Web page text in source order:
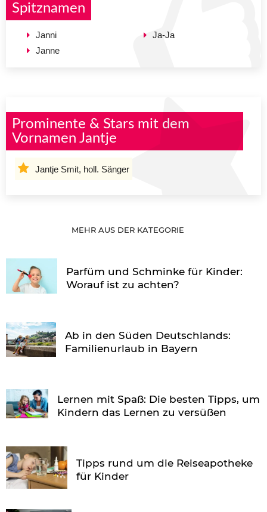
Spitznamen
Janni
Janne
Ja-Ja
Prominente & Stars mit dem
Vornamen Jantje
Jantje Smit, holl. Sänger
MEHR AUS DER KATEGORIE
Parfüm und Schminke für Kinder:
Worauf ist zu achten?
Ab in den Süden Deutschlands:
Familienurlaub in Bayern
Lernen mit Spaß: Die besten Tipps, um
Kindern das Lernen zu versüßen
Tipps rund um die Reiseapotheke
für Kinder